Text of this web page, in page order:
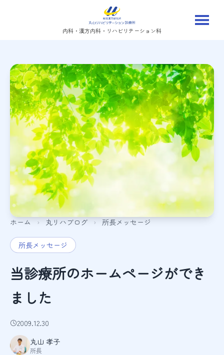
内科・漢方内科・リハビリテーション科
ホーム › 丸リハブログ › 所長メッセージ
所長メッセージ
当診療所のホームページができ
ました
2009.12.30
丸山 孝子
所長